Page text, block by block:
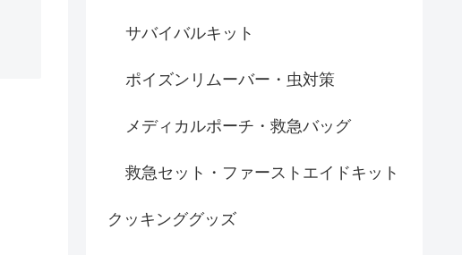
サバイバルキット
ポイズンリムーバー・虫対策
メディカルポーチ・救急バッグ
救急セット・ファーストエイドキット
クッキンググッズ